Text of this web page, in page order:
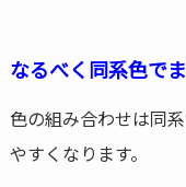
なるべく同系色で
色の組み合わせは同
やすくなります。